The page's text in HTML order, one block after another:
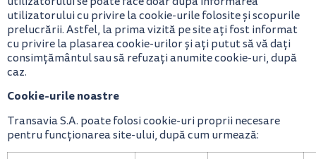
utilizatorului cu privire la cookie-urile folosite și scopurile
prelucrării. Astfel, la prima vizită pe site ați fost informat
cu privire la plasarea cookie-urilor și ați putut să vă dați
consimțământul sau să refuzați anumite cookie-uri, după
caz.
Cookie-urile noastre
Transavia S.A. poate folosi cookie-uri proprii necesare
pentru funcționarea site-ului, după cum urmează: